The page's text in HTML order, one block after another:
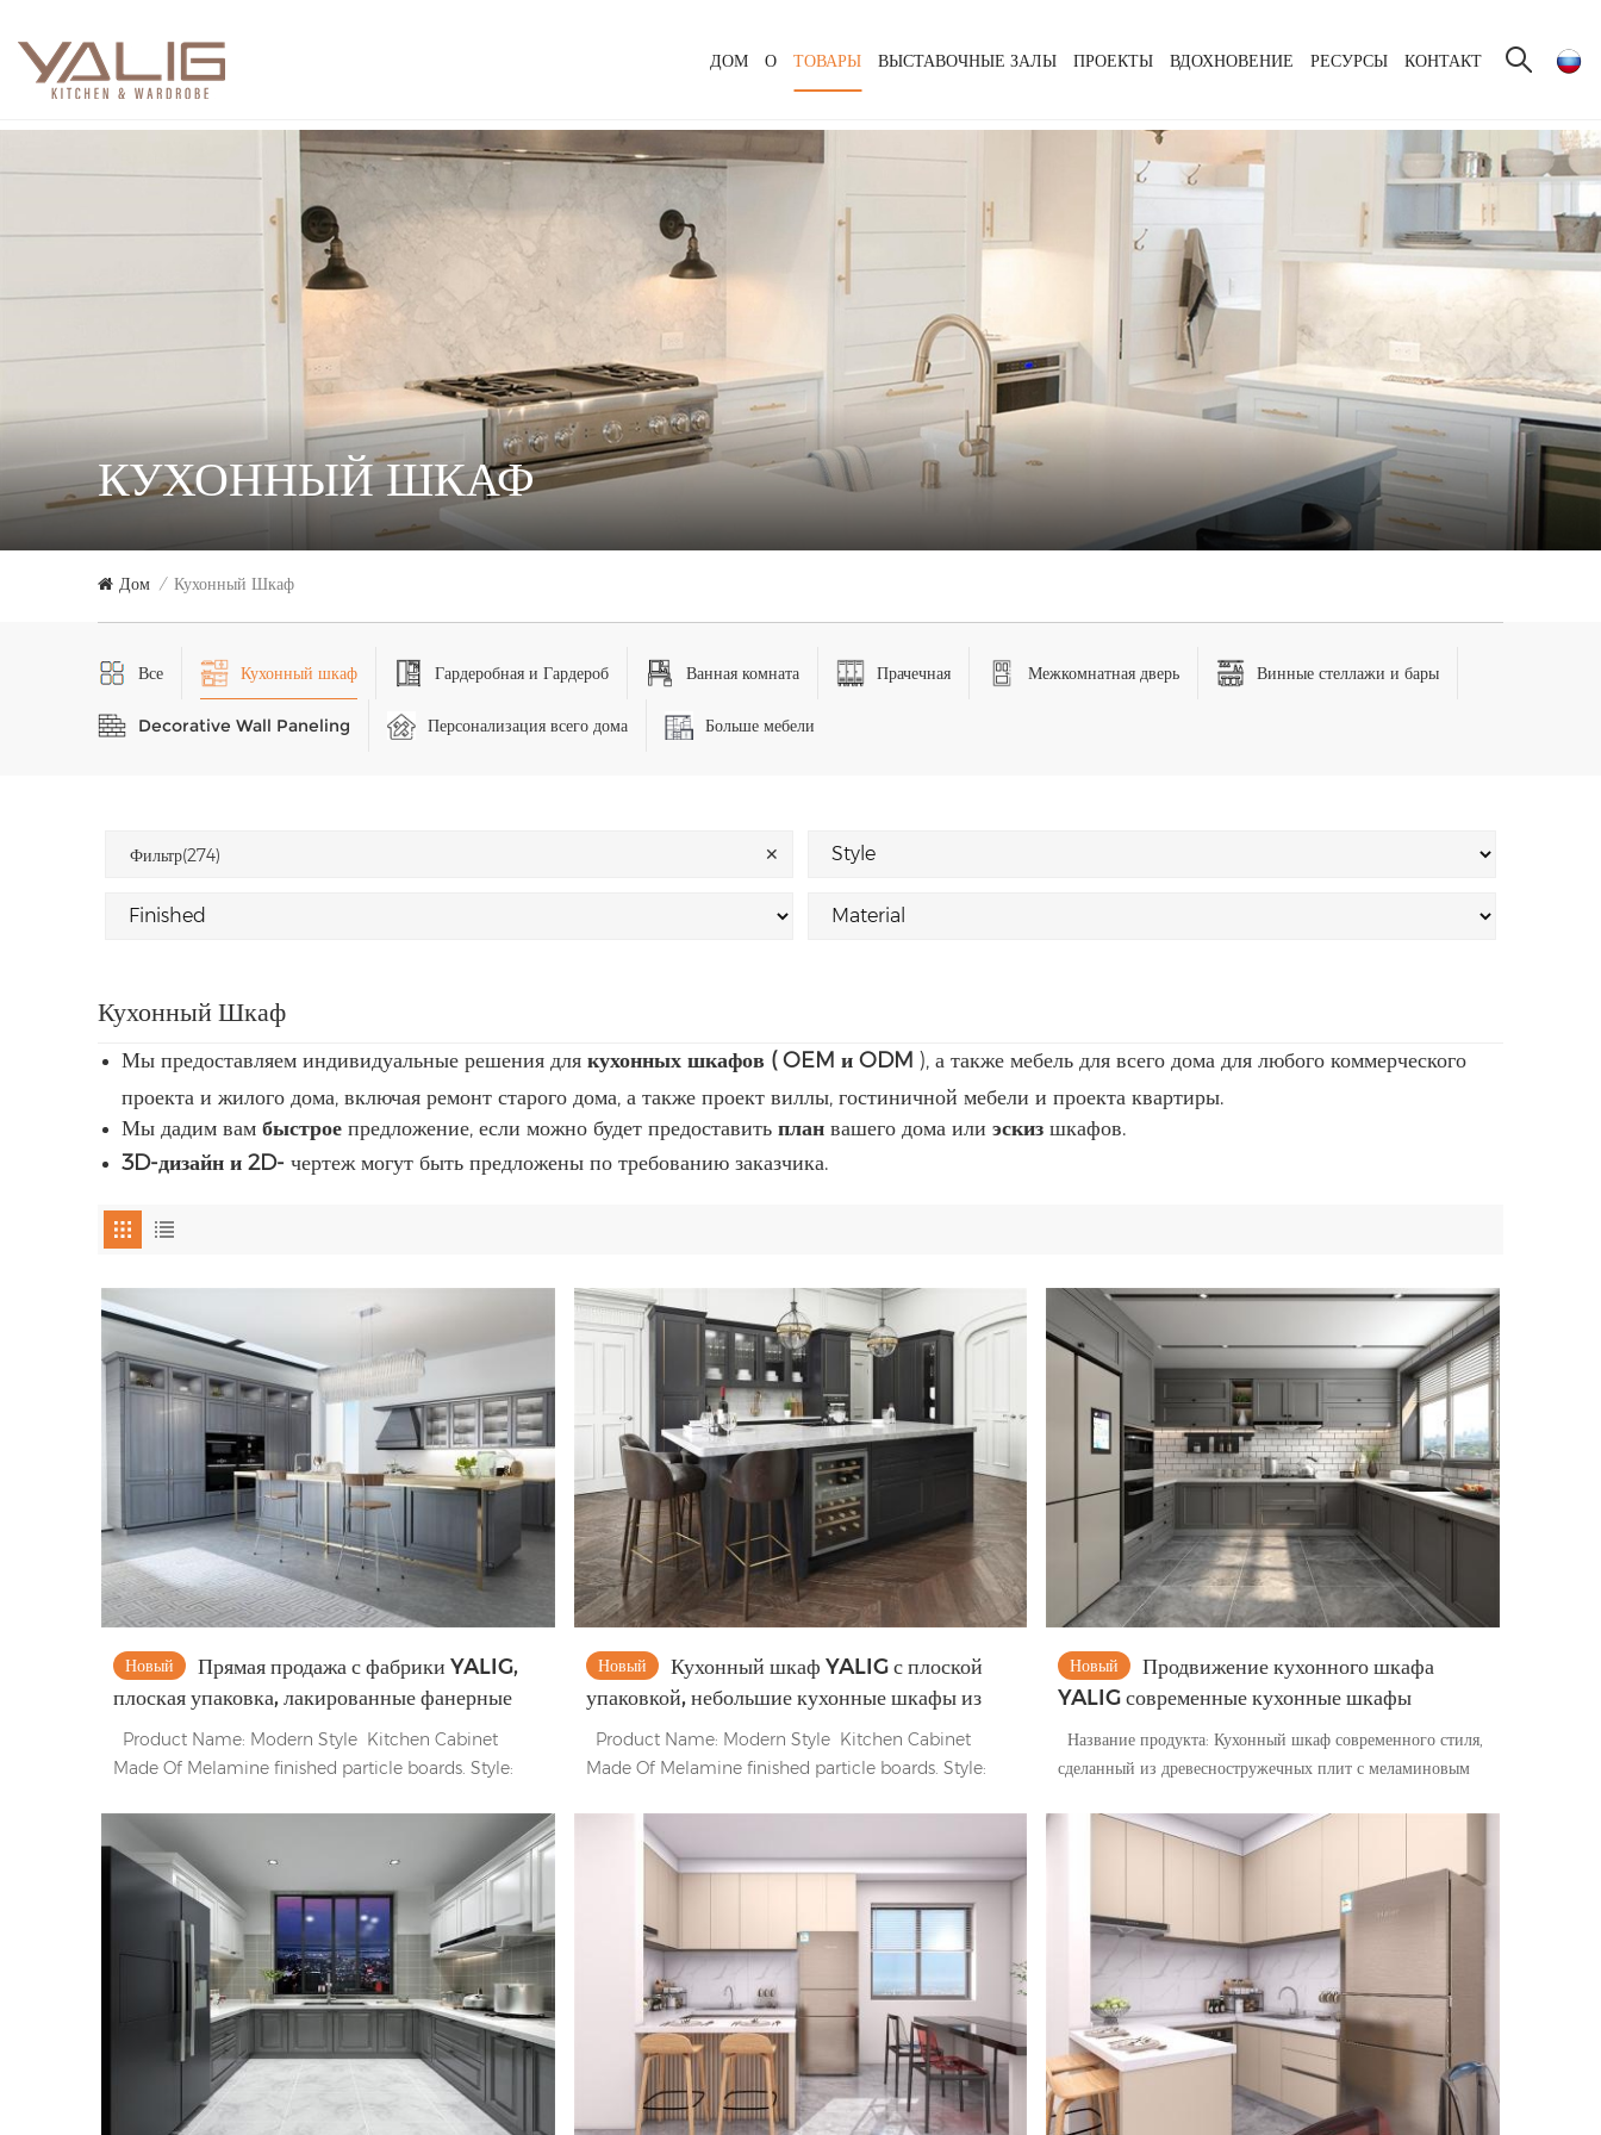
ДОМ О ТОВАРЫ ВЫСТАВОЧНЫЕ ЗАЛЫ ПРОЕКТЫ ВДОХНОВЕНИЕ РЕСУРСЫ КОНТАКТ
КУХОННЫЙ ШКАФ
Дом / Кухонный Шкаф
Все Кухонный шкаф Гардеробная и Гардероб Ванная комната Прачечная Межкомнатная дверь Винные стеллажи и бары
Decorative Wall Paneling Персонализация всего дома Больше мебели
Фильтр(274) ✕
Кухонный Шкаф
Мы предоставляем индивидуальные решения для кухонных шкафов (OEM и ODM ), а также мебель для всего дома для любого коммерческого
проекта и жилого дома, включая ремонт старого дома, а также проект виллы, гостиничной мебели и проекта квартиры.
Мы дадим вам быстрое предложение, если можно будет предоставить план вашего дома или эскиз шкафов.
3D-дизайн и 2D- чертеж могут быть предложены по требованию заказчика.
Новый
Прямая продажа с фабрики YALIG,
плоская упаковка, лакированные фанерные
кухонные шкафы, современные
Product Name: Modern Style Kitchen Cabinet
Made Of Melamine finished particle boards. Style:
Backsplash: Yes Countertop & Bench Top: 15mm
Quartz Stone Фурнитура: петли Blum, задвижка Blum
Sofing, раковина из нержавеющей стали, мусорное ведро
Параметры продукта Доступная дверная панель с
отделкой Лак/акрил/меламин/термопленка ПВХ/смола
окрашены Поверхность закончена Глянцевая/матовая/
атласная Доступная деревянная основа Фанера / ДСП / MR
HDF / Твердая древесина / Панель OSB Доступная
столешница Кварц / фарфор / спеченный камень /
нержавеющая сталь / акрил фартук Кварц / фарфор /
Новый
Кухонный шкаф YALIG с плоской
упаковкой, небольшие кухонные шкафы из
массива дерева для квартиры
Product Name: Modern Style Kitchen Cabinet
Made Of Melamine finished particle boards. Style:
Finished Door Panel Carcass: Melamine Board
Backsplash: Yes Countertop & Bench Top: 15mm
Quartz Stone Hardware: Blum Hinge , Blum Sofing
Closing Slide, Stainless Steel Sink, Trash Bin
Product Parameters Available Door Panel Finished
Lacquer / Acrylic / Melamine / PVC Thermofoil /
Resin Painted Surface Finished Glossy / Matte / Satin
Available Wood Base Plywood / Particle Board / MR
HDF / Solid Wood / OSB Panel Available Countertop
Quartz / Porcelain / Sintered Stone / Stainless Steel /
Acrylic Backsplash Quartz / Porcelain / Sintered
Новый
Продвижение кухонного шкафа
YALIG современные кухонные шкафы
Название продукта: Кухонный шкаф современного стиля,
сделанный из древесностружечных плит с меламиновым
Дверная панель: Дверная панель с меламиновым
покрытием Каркас: Меламиновая доска Задняя стенка: Да
Столешница и столешница: кварцевый камень 15 мм
Фурнитура: петли Blum, задвижка Blum Sofing,
раковина из нержавеющей стали, мусорное ведро
Параметры продукта Доступная дверная панель с
отделкой Лак/акрил/меламин/термопленка ПВХ/смола
окрашены Поверхность закончена Глянцевая/матовая/
атласная Доступная деревянная основа Фанера / ДСП / MR
HDF / Твердая древесина / Панель OSB Доступная
столешница Кварц / фарфор / спеченный камень /